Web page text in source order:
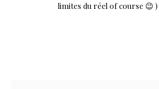
limites du réel of course 😉 )